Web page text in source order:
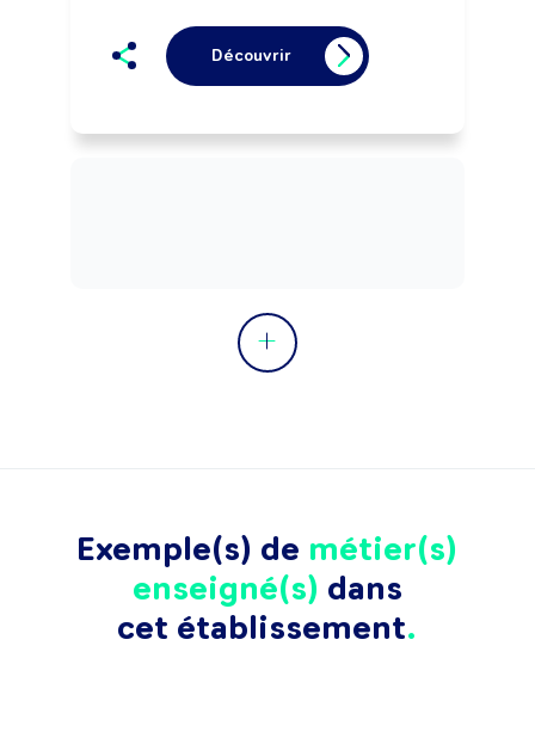
Découvrir
Exemple(s) de métier(s)
enseigné(s) dans
cet établissement